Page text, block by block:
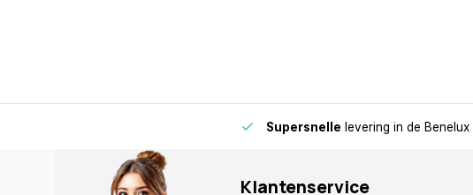
Supersnelle levering in de Benelux
Klantenservice